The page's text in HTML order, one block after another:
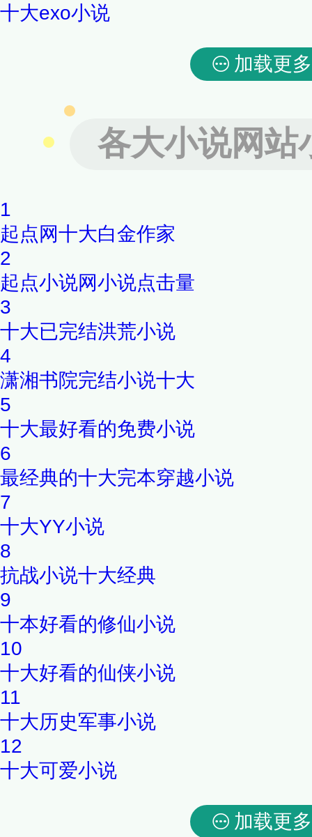
十大exo小说
加载更多
各大小说网站
1
起点网十大白金作家
2
起点小说网小说点击量
3
十大已完结洪荒小说
4
潇湘书院完结小说十大
5
十大最好看的免费小说
6
最经典的十大完本穿越小说
7
十大YY小说
8
抗战小说十大经典
9
十本好看的修仙小说
10
十大好看的仙侠小说
11
十大历史军事小说
12
十大可爱小说
加载更多